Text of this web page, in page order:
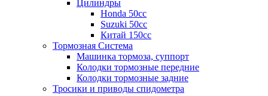
Цилиндры
Honda 50сс
Suzuki 50cc
Китай 150сс
Тормозная Система
Машинка тормоза, суппорт
Колодки тормозные передние
Колодки тормозные задние
Тросики и приводы спидометра